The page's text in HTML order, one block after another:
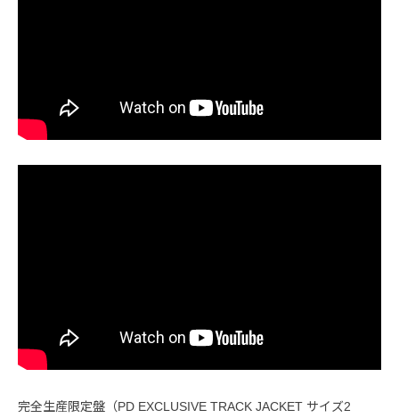
完全生産限定盤（PD EXCLUSIVE TRACK JACKET サイズ2